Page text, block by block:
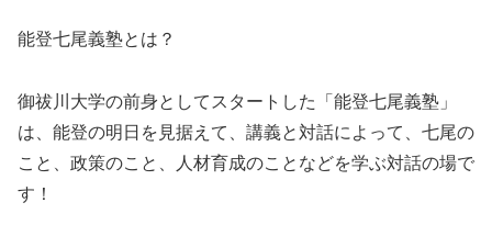
能登七尾義塾とは？
御祓川大学の前身としてスタートした「能登七尾義塾」
は、能登の明日を見据えて、講義と対話によって、七尾の
こと、政策のこと、人材育成のことなどを学ぶ対話の場で
す！